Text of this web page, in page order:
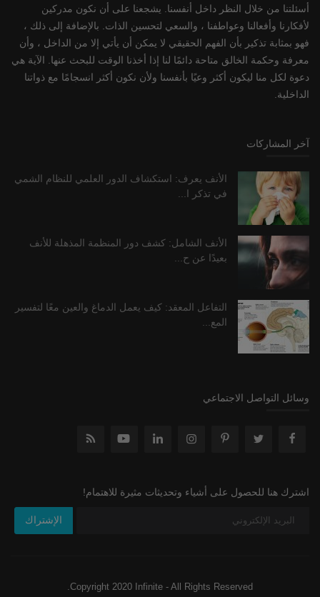
أسئلتنا من خلال النظر داخل أنفسنا. يشجعنا على أن نكون مدركين
لأفكارنا وأفعالنا وعواطفنا ، والسعي لتحسين الذات. بالإضافة إلى ذلك ،
فهو بمثابة تذكير بأن الفهم الحقيقي لا يمكن أن يأتي إلا من الداخل ، وأن
معرفة وحكمة الخالق متاحة دائمًا لنا إذا أخذنا الوقت للبحث عنها. الآية هي
دعوة لكل منا ليكون أكثر وعيًا بأنفسنا ولأن نكون أكثر انسجامًا مع ذواتنا
الداخلية.
آخر المشاركات
الأنف يعرف: استكشاف الدور العلمي للنظام الشمي
في تذكر ا...
الأنف الشامل: كشف دور المنظمة المذهلة للأنف
بعيدًا عن ح...
التفاعل المعقد: كيف يعمل الدماغ والعين معًا لتفسير
المع...
وسائل التواصل الاجتماعي
اشترك هنا للحصول على أشياء وتحديثات مثيرة للاهتمام!
الإشتراك
Copyright 2020 Infinite - All Rights Reserved.